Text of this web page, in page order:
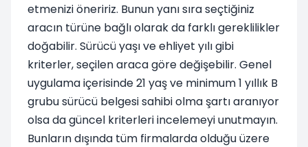
etmenizi öneririz. Bunun yanı sıra seçtiğiniz
aracın türüne bağlı olarak da farklı gereklilikler
doğabilir. Sürücü yaşı ve ehliyet yılı gibi
kriterler, seçilen araca göre değişebilir. Genel
uygulama içerisinde 21 yaş ve minimum 1 yıllık B
grubu sürücü belgesi sahibi olma şartı aranıyor
olsa da güncel kriterleri incelemeyi unutmayın.
Bunların dışında tüm firmalarda olduğu üzere